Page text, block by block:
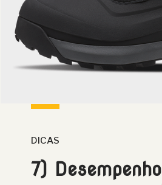
7) Desempenho
DICAS